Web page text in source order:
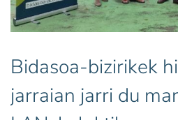
Bidasoa-bizirikek
jarraian jarri du